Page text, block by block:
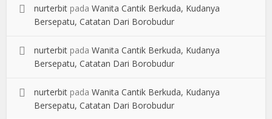
nurterbit padaWanita Cantik Berkuda, Kudanya
Bersepatu, Catatan Dari Borobudur
nurterbit padaWanita Cantik Berkuda, Kudanya
Bersepatu, Catatan Dari Borobudur
nurterbit padaWanita Cantik Berkuda, Kudanya
Bersepatu, Catatan Dari Borobudur